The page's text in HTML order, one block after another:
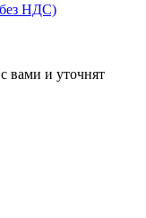
НДС)
вами и уточнят